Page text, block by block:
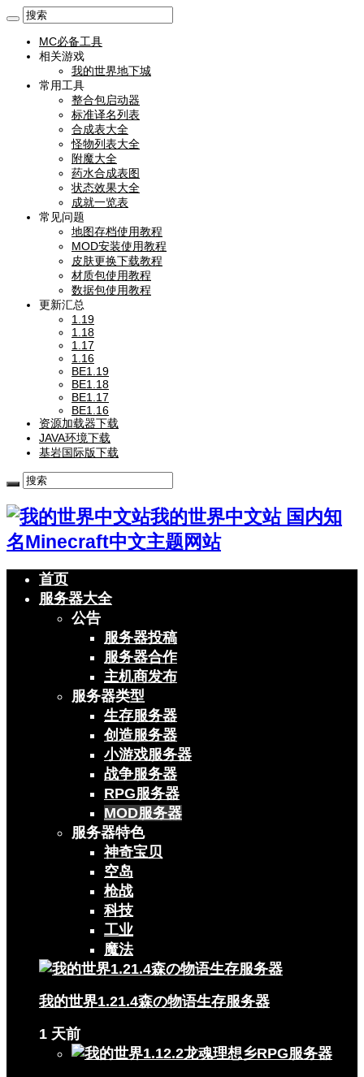
MC必备工具
相关游戏
我的世界地下城
常用工具
整合包启动器
标准译名列表
合成表大全
怪物列表大全
附魔大全
药水合成表图
状态效果大全
成就一览表
常见问题
地图存档使用教程
MOD安装使用教程
皮肤更换下载教程
材质包使用教程
数据包使用教程
更新汇总
1.19
1.18
1.17
1.16
BE1.19
BE1.18
BE1.17
BE1.16
资源加载器下载
JAVA环境下载
基岩国际版下载
我的世界中文站 国内知
名Minecraft中文主题网站
首页
服务器大全
公告
服务器投稿
服务器合作
主机商发布
服务器类型
生存服务器
创造服务器
小游戏服务器
战争服务器
RPG服务器
MOD服务器
服务器特色
神奇宝贝
空岛
枪战
科技
工业
魔法
我的世界1.21.4森の物语生存服务器
1 天前